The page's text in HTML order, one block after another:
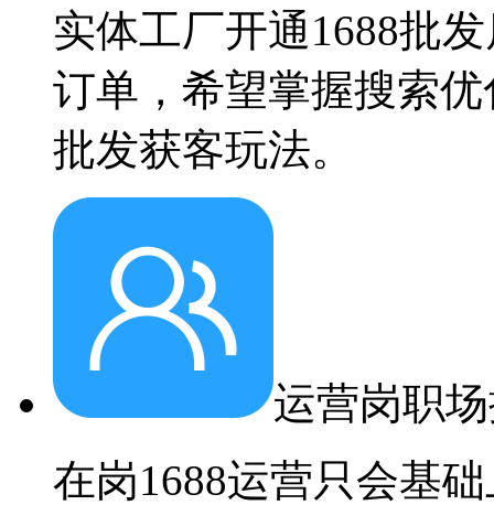
实体工厂开通1688批
订单，希望掌握搜索
批发获客玩法。
运营岗职
在岗1688运营只会基